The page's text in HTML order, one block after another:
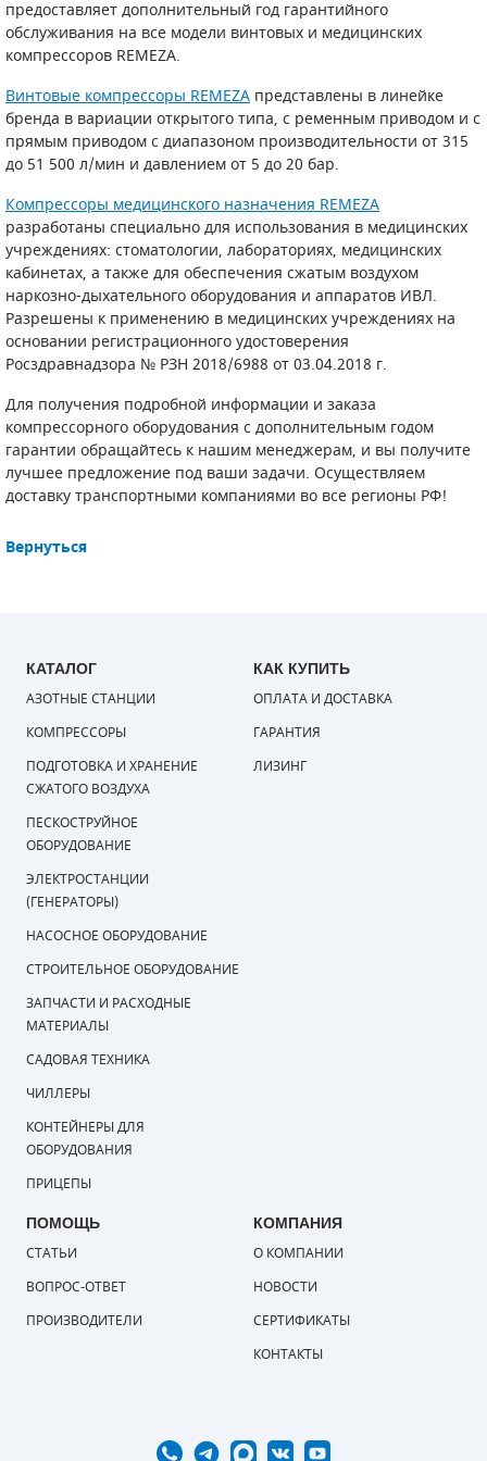
предоставляет дополнительный год гарантийного
обслуживания на все модели винтовых и медицинских
компрессоров REMEZA.
Винтовые компрессоры REMEZA представлены в линейке
бренда в вариации открытого типа, с ременным приводом и с
прямым приводом с диапазоном производительности от 315
до 51 500 л/мин и давлением от 5 до 20 бар.
Компрессоры медицинского назначения REMEZA
разработаны специально для использования в медицинских
учреждениях: стоматологии, лабораториях, медицинских
кабинетах, а также для обеспечения сжатым воздухом
наркозно-дыхательного оборудования и аппаратов ИВЛ.
Разрешены к применению в медицинских учреждениях на
основании регистрационного удостоверения
Росздравнадзора № РЗН 2018/6988 от 03.04.2018 г.
Для получения подробной информации и заказа
компрессорного оборудования с дополнительным годом
гарантии обращайтесь к нашим менеджерам, и вы получите
лучшее предложение под ваши задачи. Осуществляем
доставку транспортными компаниями во все регионы РФ!
Вернуться
КАТАЛОГ
АЗОТНЫЕ СТАНЦИИ
КОМПРЕССОРЫ
ПОДГОТОВКА И ХРАНЕНИЕ
СЖАТОГО ВОЗДУХА
ПЕСКОСТРУЙНОЕ
ОБОРУДОВАНИЕ
ЭЛЕКТРОСТАНЦИИ
(ГЕНЕРАТОРЫ)
НАСОСНОЕ ОБОРУДОВАНИЕ
СТРОИТЕЛЬНОЕ ОБОРУДОВАНИЕ
ЗАПЧАСТИ И РАСХОДНЫЕ
МАТЕРИАЛЫ
САДОВАЯ ТЕХНИКА
ЧИЛЛЕРЫ
КОНТЕЙНЕРЫ ДЛЯ
ОБОРУДОВАНИЯ
ПРИЦЕПЫ
КАК КУПИТЬ
ОПЛАТА И ДОСТАВКА
ГАРАНТИЯ
ЛИЗИНГ
ПОМОЩЬ
СТАТЬИ
ВОПРОС-ОТВЕТ
ПРОИЗВОДИТЕЛИ
КОМПАНИЯ
О КОМПАНИИ
НОВОСТИ
СЕРТИФИКАТЫ
КОНТАКТЫ
САДОВАЯ ТЕХНИКА
ЧИЛЛЕРЫ
КОНТЕЙНЕРЫ ДЛЯ ОБОРУДОВАНИЯ
КАНАЛИЗАЦИОННЫЕ НАСОСЫ
БЕНЗИНОВЫЕ МОТОПОМПЫ
ДИЗЕЛЬНЫЕ МОТОПОМПЫ
ТАЛИ И ТЕЛЬФЕРЫ
ОСВЕТИТЕЛЬНЫЕ МАЧТЫ
ЛЕНТОЧНОПИЛЬНЫЕ СТАНКИ
КОНТРОЛЛЕРЫ (БЛОКИ УПРАВЛЕНИЯ)
ПРЕДОХРАНИТЕЛЬНЫЕ КЛАПАНЫ
ВПУСКНЫЕ КЛАПАНЫ
КЛАПАНЫ МИНИМАЛЬНОГО ДАВЛЕНИЯ
РЕЛЕ ДАВЛЕНИЯ ДЛЯ ДЛЯ КОМПРЕССОРОВ
ДАТЧИКИ
ЗАПЧАСТИ ДЛЯ ВИНТОВЫХ КОМПРЕССОРОВ
КОНДЕНСАТООТВОДЧИКИ
ФИЛЬТРОВ
ДИЗЕЛЬНЫЕ ДВИГАТЕЛИ
ДЕТАЛИ ДВС
ФИЛЬТРЫ ТОПЛИВНЫЕ
МОТОРНОЕ МАСЛО
ПОДШИПНИКИ
ПОРШНЕВЫЕ БЛОКИ
ДЕТАЛИ ПОРШНЕВЫХ КОМПРЕССОРОВ
ДЕТАЛИ НАСОСНОЙ ЧАСТИ
ШЛАНГИ ДЛЯ МОТОПОМП